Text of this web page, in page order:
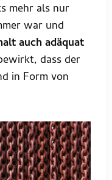
mehr als nur
war und
auch adäquat
dass der
in Form von